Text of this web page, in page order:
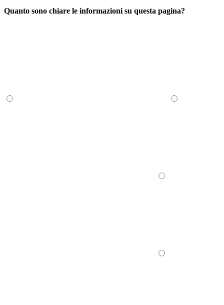
Quanto sono chiare le informazioni su questa pagina?